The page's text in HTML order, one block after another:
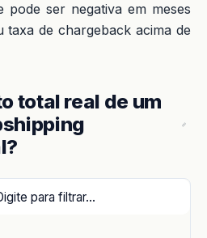
ser negativa em meses
taxa de chargeback acima de
total real de um